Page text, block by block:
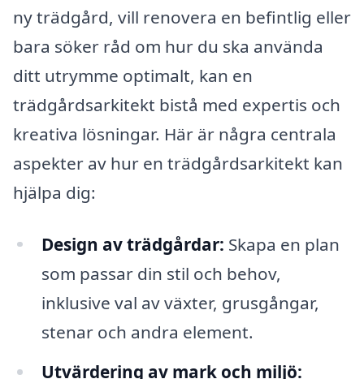
ny trädgård, vill renovera en befintlig eller
bara söker råd om hur du ska använda
ditt utrymme optimalt, kan en
trädgårdsarkitekt bistå med expertis och
kreativa lösningar. Här är några centrala
aspekter av hur en trädgårdsarkitekt kan
hjälpa dig:
Design av trädgårdar: Skapa en plan
som passar din stil och behov,
inklusive val av växter, grusgångar,
stenar och andra element.
Utvärdering av mark och miljö: